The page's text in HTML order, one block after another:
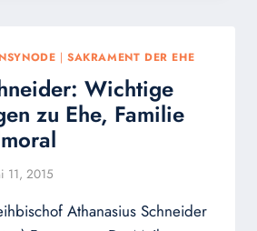
|SAKRAMENT DER EHE
Wichtige
zu Ehe, Familie
11, 2015
Athanasius Schneider